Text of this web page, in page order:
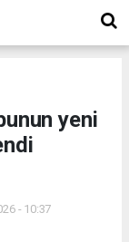
yeni
- 10:37